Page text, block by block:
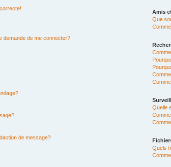
demande de me connecter?
de message?
Amis
Que
Quelle
Quels